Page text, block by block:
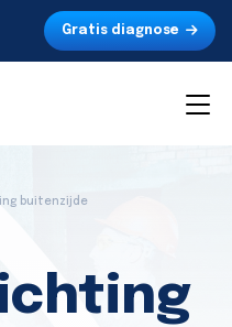
Gratis diagnose
buitenzijde